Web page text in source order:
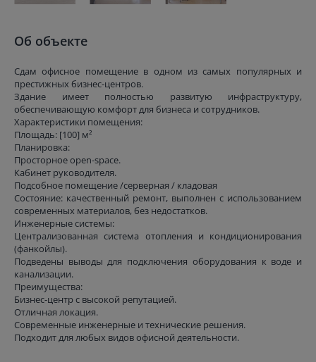
Об объекте
Сдам офисное помещение в одном из самых популярных и
престижных бизнес-центров.
Здание имеет полностью развитую инфраструктуру,
обеспечивающую комфорт для бизнеса и сотрудников.
Характеристики помещения:
Площадь: [100] м²
Планировка:
Просторное open-space.
Кабинет руководителя.
Подсобное помещение /серверная / кладовая
Состояние: качественный ремонт, выполнен с использованием
современных материалов, без недостатков.
Инженерные системы:
Централизованная система отопления и кондиционирования
(фанкойлы).
Подведены выводы для подключения оборудования к воде и
канализации.
Преимущества:
Бизнес-центр с высокой репутацией.
Отличная локация.
Современные инженерные и технические решения.
Подходит для любых видов офисной деятельности.